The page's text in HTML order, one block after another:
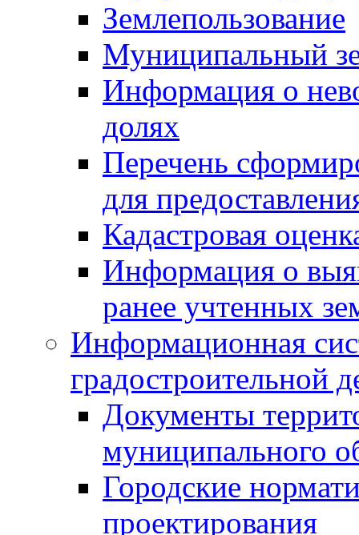
Землепользование
Муниципальный
Информация о
долях
Перечень
для
Кадастровая
Информация о
ранее учтенных
Информационная
градостроительной
Документы
муниципального
Городские
проектирования